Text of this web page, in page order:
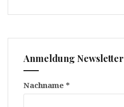
Anmeldung Newsletter
Nachname *